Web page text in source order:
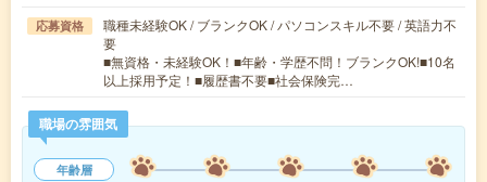
応募資格
職種未経験OK / ブランクOK / パソコンスキル不要 / 英語力不
要
■無資格・未経験OK！■年齢・学歴不問！ブランクOK!■10名
以上採用予定！■履歴書不要■社会保険完…
職場の雰囲気
年齢層